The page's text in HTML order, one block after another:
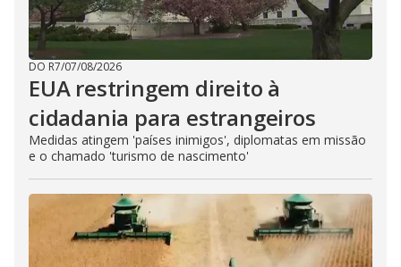
DO R7/07/08/2026
EUA restringem direito à
cidadania para estrangeiros
Medidas atingem 'países inimigos', diplomatas em missão
e o chamado 'turismo de nascimento'